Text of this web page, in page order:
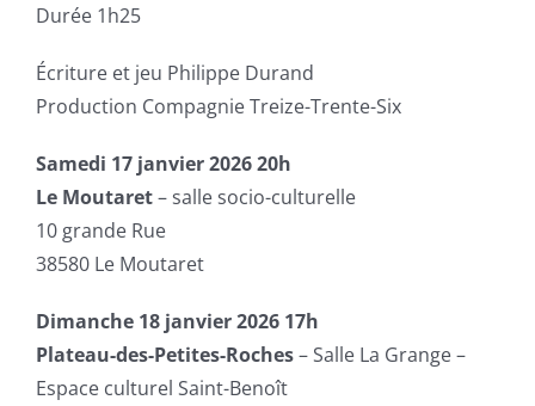
Durée 1h25
Écriture et jeu Philippe Durand
Production Compagnie Treize-Trente-Six
Samedi 17 janvier 2026 20h
Le Moutaret– salle socio-culturelle
10 grande Rue
38580 Le Moutaret
Dimanche 18 janvier 2026 17h
Plateau-des-Petites-Roches– Salle La Grange –
Espace culturel Saint-Benoît